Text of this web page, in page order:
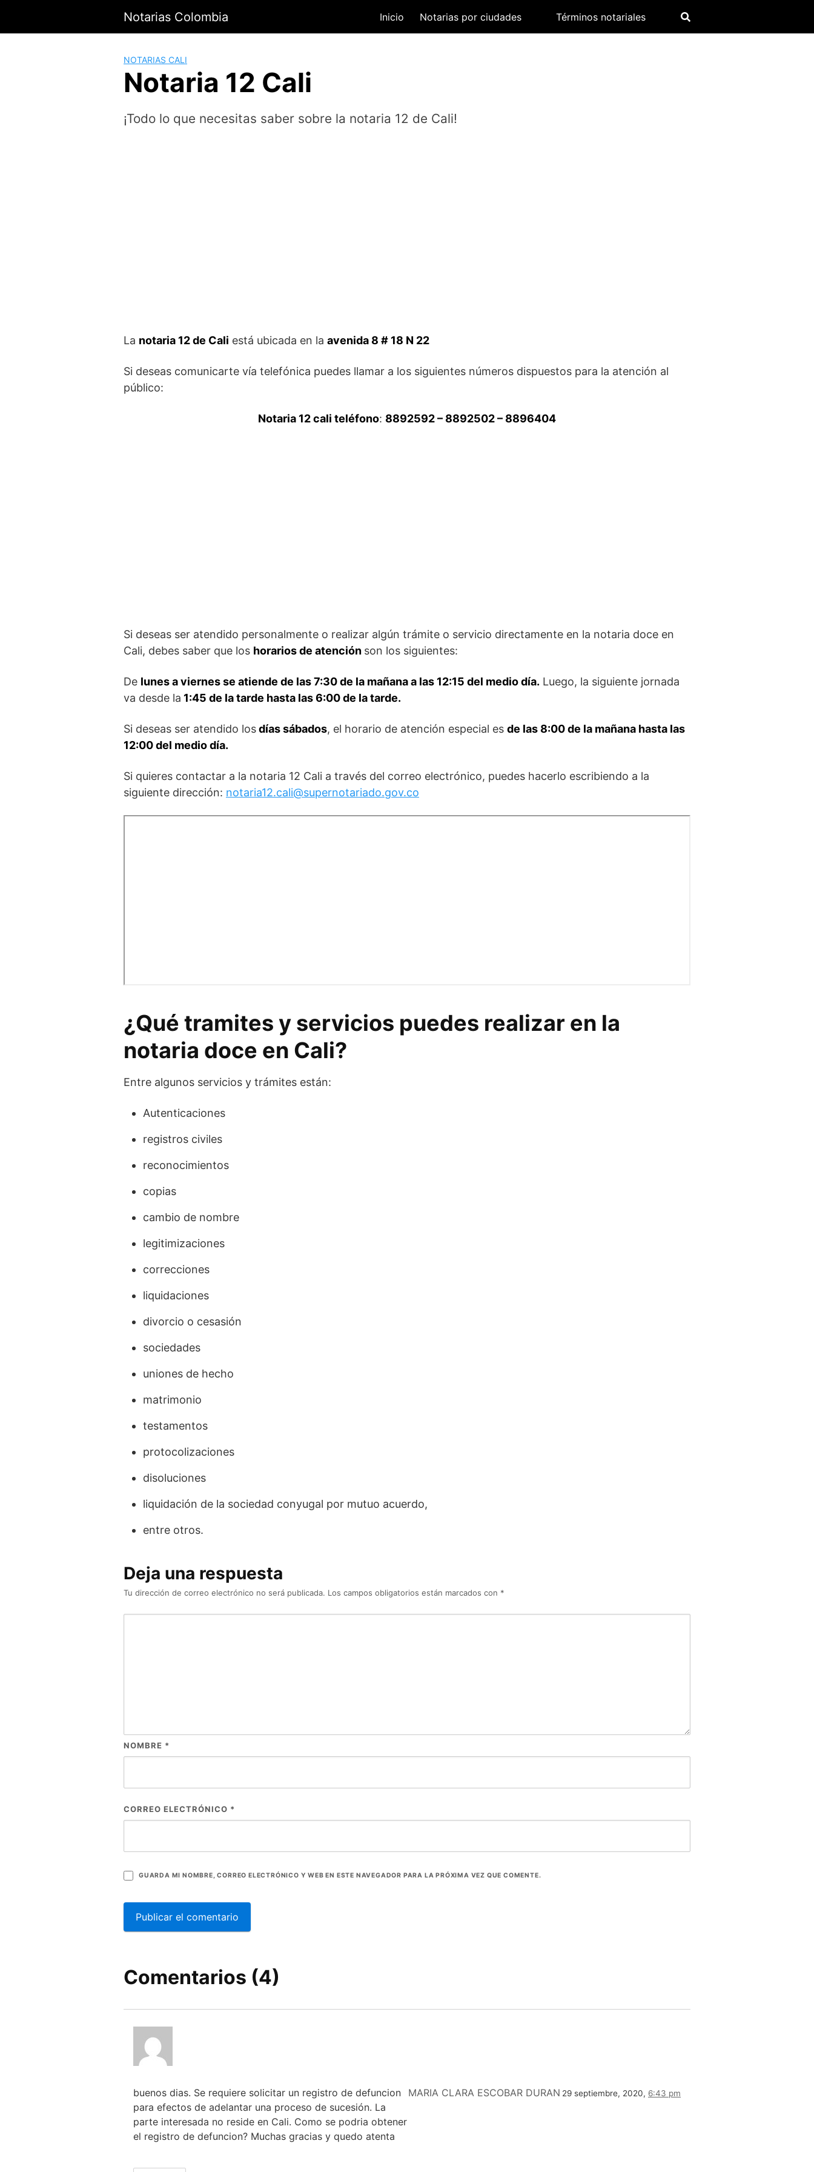
contenido
Notarias Colombia Inicio Notarias por ciudades Términos notariales
NOTARIAS CALI
Notaria 12 Cali
¡Todo lo que necesitas saber sobre la notaria 12 de Cali!
La notaria 12 de Cali está ubicada en la avenida 8 # 18 N 22
Si deseas comunicarte vía telefónica puedes llamar a los siguientes números dispuestos para la atención al
público:
Notaria 12 cali teléfono: 8892592 – 8892502 – 8896404
Si deseas ser atendido personalmente o realizar algún trámite o servicio directamente en la notaria doce en
Cali, debes saber que los horarios de atención son los siguientes:
De lunes a viernes se atiende de las 7:30 de la mañana a las 12:15 del medio día. Luego, la siguiente jornada
va desde la 1:45 de la tarde hasta las 6:00 de la tarde.
Si deseas ser atendido losdías sábados, el horario de atención especial es de las 8:00 de la mañana hasta las
12:00 del medio día.
Si quieres contactar a la notaria 12 Cali a través del correo electrónico, puedes hacerlo escribiendo a la
siguiente dirección: notaria12.cali@supernotariado.gov.co
¿Qué tramites y servicios puedes realizar en la
notaria doce en Cali?
Entre algunos servicios y trámites están:
Autenticaciones
registros civiles
reconocimientos
copias
cambio de nombre
legitimizaciones
correcciones
liquidaciones
divorcio o cesasión
sociedades
uniones de hecho
matrimonio
testamentos
protocolizaciones
disoluciones
liquidación de la sociedad conyugal por mutuo acuerdo,
entre otros.
Deja una respuesta
Tu dirección de correo electrónico no será publicada. Los campos obligatorios están marcados con *
NOMBRE *
CORREO ELECTRÓNICO *
GUARDA MI NOMBRE, CORREO ELECTRÓNICO Y WEB EN ESTE NAVEGADOR PARA LA PRÓXIMA VEZ QUE COMENTE.
Comentarios (4)
MARIA CLARA ESCOBAR DURAN 29 septiembre, 2020, 6:43 pm
buenos dias. Se requiere solicitar un registro de defuncion
para efectos de adelantar una proceso de sucesión. La
parte interesada no reside en Cali. Como se podria obtener
el registro de defuncion? Muchas gracias y quedo atenta